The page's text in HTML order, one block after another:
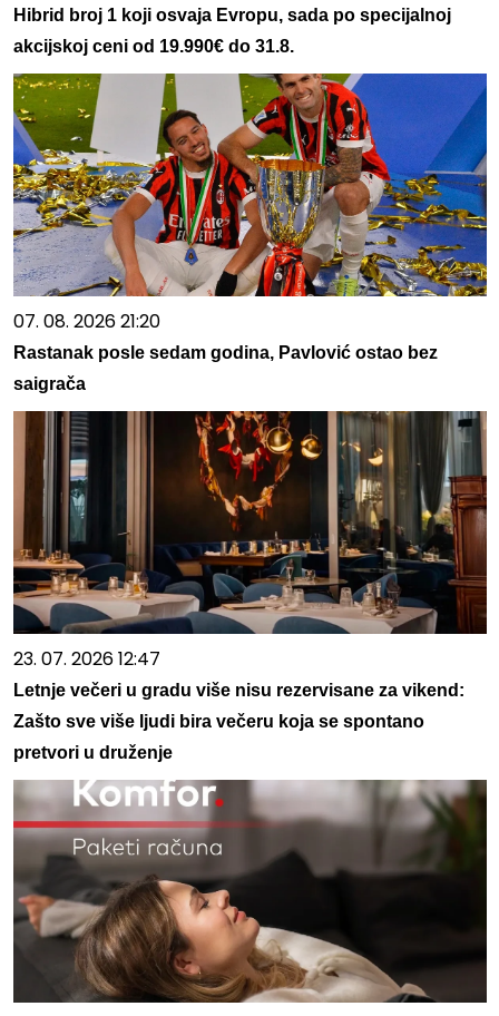
Hibrid broj 1 koji osvaja Evropu, sada po specijalnoj
akcijskoj ceni od 19.990€ do 31.8.
07. 08. 2026 21:20
Rastanak posle sedam godina, Pavlović ostao bez
saigrača
23. 07. 2026 12:47
Letnje večeri u gradu više nisu rezervisane za vikend:
Zašto sve više ljudi bira večeru koja se spontano
pretvori u druženje